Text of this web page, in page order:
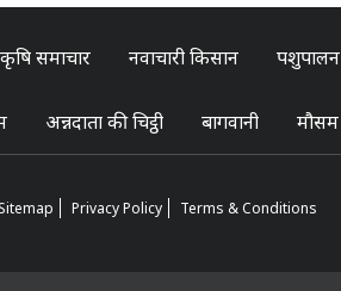
कृषि समाचार नवाचारी किसान पशुपालन
अन्नदाता की चिट्ठी बागवानी मौसम
Sitemap Privacy Policy Terms & Conditions